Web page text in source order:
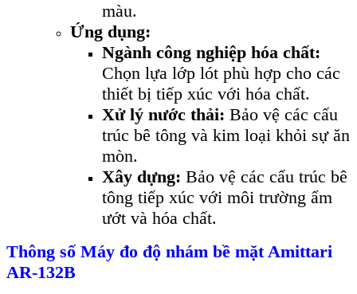
màu.
Ứng dụng:
Ngành công nghiệp hóa chất:
Chọn lựa lớp lót phù hợp cho các
thiết bị tiếp xúc với hóa chất.
Xử lý nước thải: Bảo vệ các cấu
trúc bê tông và kim loại khỏi sự ăn
mòn.
Xây dựng: Bảo vệ các cấu trúc bê
tông tiếp xúc với môi trường ẩm
ướt và hóa chất.
Thông số Máy đo độ nhám bề mặt Amittari
AR-132B